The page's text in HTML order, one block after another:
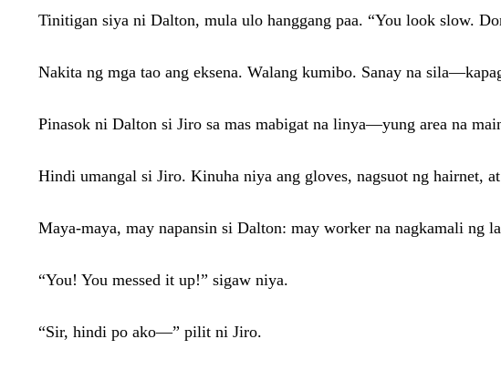
Tinitigan siya ni Dalton, mula ulo hanggang paa. “You look slow.
Nakita ng mga tao ang eksena. Walang kumibo. Sanay na
Pinasok ni Dalton si Jiro sa mas mabigat na linya—yung area na
Hindi umangal si Jiro. Kinuha niya ang gloves, nagsuot ng hairnet,
Maya-maya, may napansin si Dalton: may worker na nagkamali ng
“You! You messed it up!” sigaw niya.
“Sir, hindi po ako—” pilit ni Jiro.